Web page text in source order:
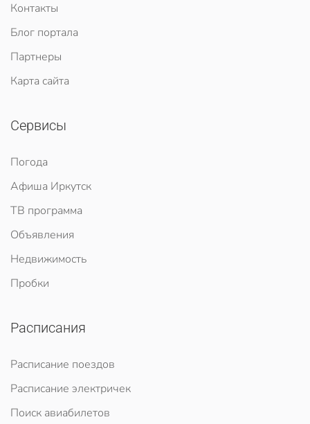
Контакты
Блог портала
Партнеры
Карта сайта
Сервисы
Погода
Афиша Иркутск
ТВ программа
Объявления
Недвижимость
Пробки
Расписания
Расписание поездов
Расписание электричек
Поиск авиабилетов